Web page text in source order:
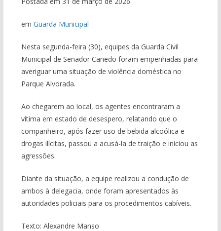
em Guarda Municipal
Nesta segunda-feira (30), equipes da Guarda Civil
Municipal de Senador Canedo foram empenhadas para
averiguar uma situação de violência doméstica no
Parque Alvorada.
Ao chegarem ao local, os agentes encontraram a
vítima em estado de desespero, relatando que o
companheiro, após fazer uso de bebida alcoólica e
drogas ilícitas, passou a acusá-la de traição e iniciou as
agressões.
Diante da situação, a equipe realizou a condução de
ambos à delegacia, onde foram apresentados às
autoridades policiais para os procedimentos cabíveis.
Texto: Alexandre Manso